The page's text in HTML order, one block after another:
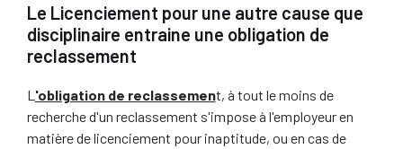
Le Licenciement pour une autre cause que
disciplinaire entraine une obligation de
reclassement
L 'obligation de reclassement, à tout le moins de
recherche d'un reclassement s'impose à l'employeur en
matière de licenciement pour inaptitude, ou en cas de